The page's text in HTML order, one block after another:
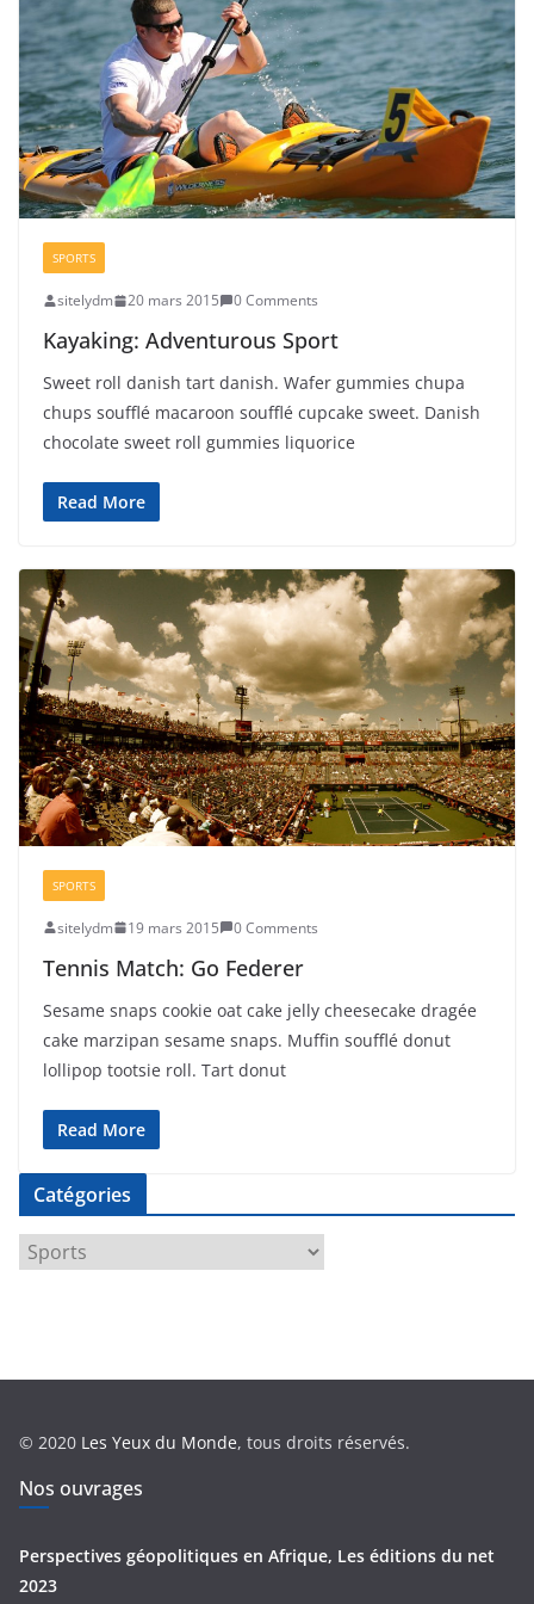
SPORTS
sitelydm 20 mars 2015 0 Comments
Kayaking: Adventurous Sport
Sweet roll danish tart danish. Wafer gummies chupa
chups soufflé macaroon soufflé cupcake sweet. Danish
chocolate sweet roll gummies liquorice
Read More
SPORTS
sitelydm 19 mars 2015 0 Comments
Tennis Match: Go Federer
Sesame snaps cookie oat cake jelly cheesecake dragée
cake marzipan sesame snaps. Muffin soufflé donut
lollipop tootsie roll. Tart donut
Read More
Catégories
a
e
s
© 2020 Les Yeux du Monde, tous droits réservés.
Nos ouvrages
Perspectives géopolitiques en Afrique, Les éditions du net
2023